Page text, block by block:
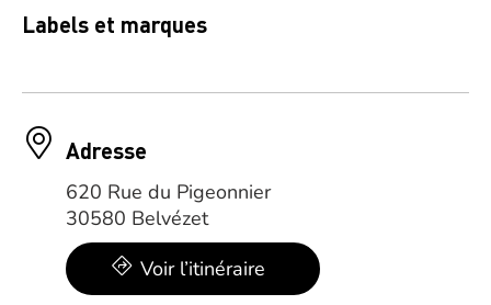
Labels et marques
Adresse
620 Rue du Pigeonnier
30580 Belvézet
Voir l’itinéraire